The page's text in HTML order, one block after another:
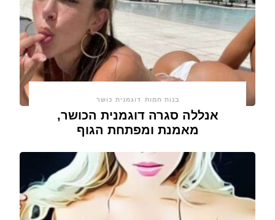
בנות חמות דוגמנית כושר
אנללה סגרה דוגמנית הכושר,
מאמנת ומפתחת הגוף